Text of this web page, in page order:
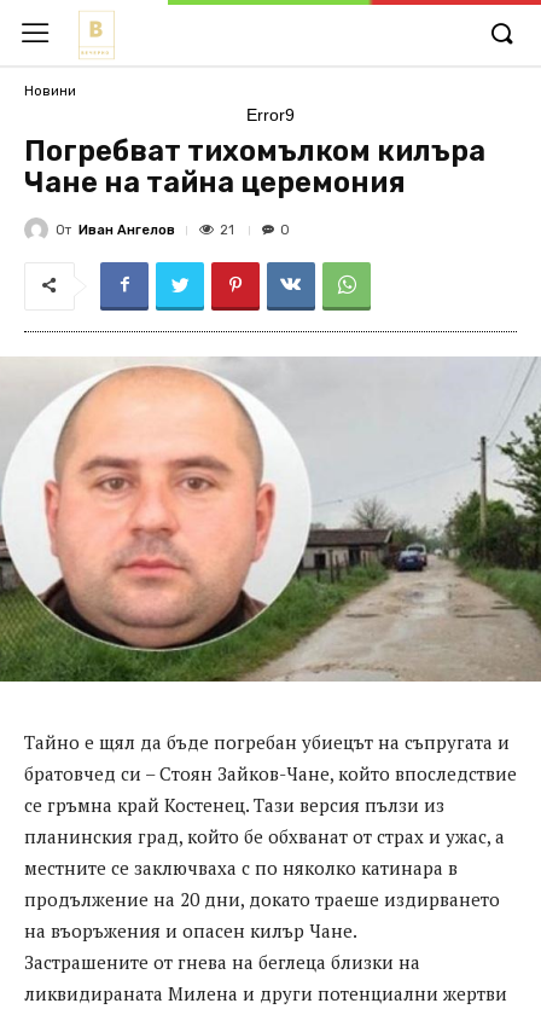
Новини
Error9
Погребват тихомълком килъра
Чане на тайна церемония
От Иван Ангелов 21 0
Тайно е щял да бъде погребан убиецът на съпругата и
братовчед си – Стоян Зайков-Чане, който впоследствие
се гръмна край Костенец. Тази версия пълзи из
планинския град, който бе обхванат от страх и ужас, а
местните се заключваха с по няколко катинара в
продължение на 20 дни, докато траеше издирването
на въоръжения и опасен килър Чане.
Застрашените от гнева на беглеца близки на
ликвидираната Милена и други потенциални жертви